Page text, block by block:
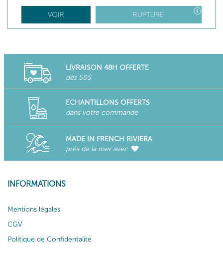
VOIR RUPTURE
LIVRAISON 48H OFFERTE
dès 50$
ECHANTILLONS OFFERTS
dans votre commande
MADE IN FRENCH RIVIERA
près de la mer avec
INFORMATIONS
Mentions légales
CGV
Politique de Confidentalité